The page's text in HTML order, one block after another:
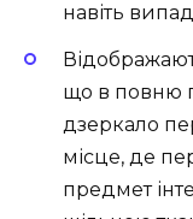
навіть
що в повню
дзеркало
місце, де
предмет